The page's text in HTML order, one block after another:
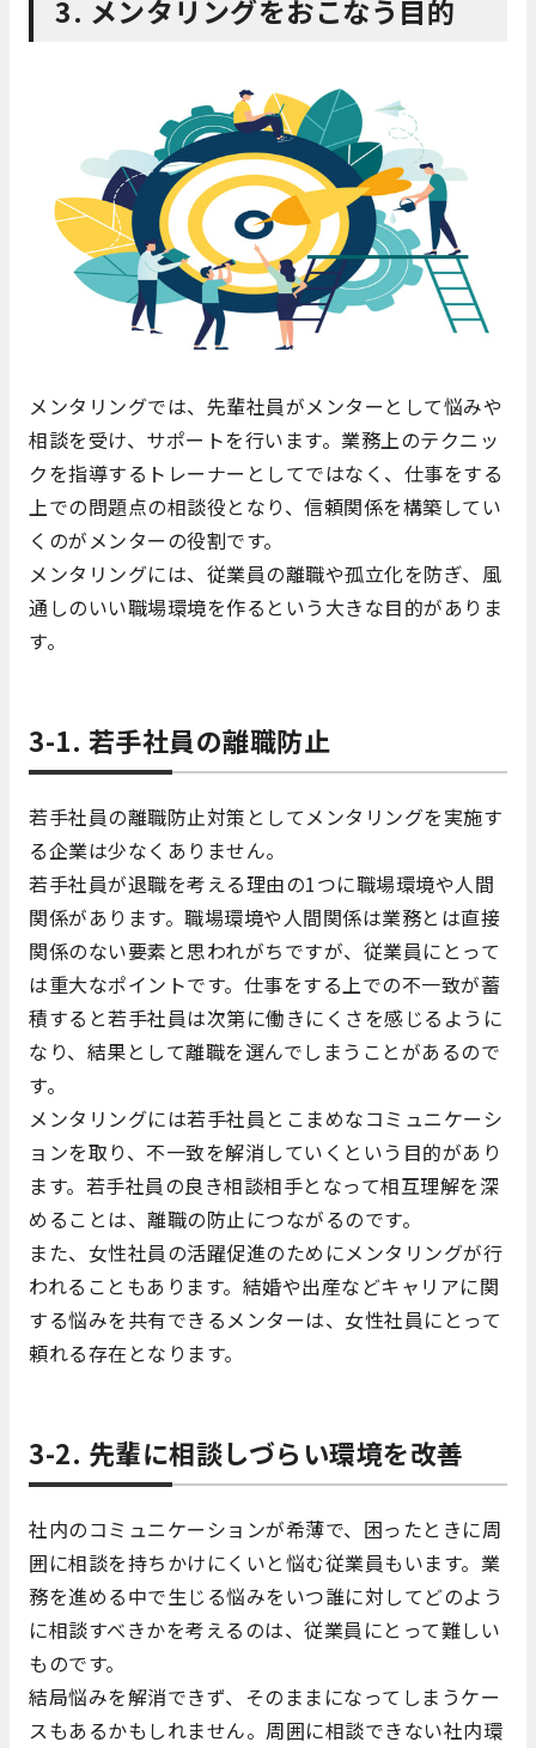
3. メンタリングをおこなう目的
メンタリングでは、先輩社員がメンターとして悩みや
相談を受け、サポートを行います。業務上のテクニッ
クを指導するトレーナーとしてではなく、仕事をする
上での問題点の相談役となり、信頼関係を構築してい
くのがメンターの役割です。
メンタリングには、従業員の離職や孤立化を防ぎ、風
通しのいい職場環境を作るという大きな目的がありま
す。
3-1. 若手社員の離職防止
若手社員の離職防止対策としてメンタリングを実施す
る企業は少なくありません。
若手社員が退職を考える理由の1つに職場環境や人間
関係があります。職場環境や人間関係は業務とは直接
関係のない要素と思われがちですが、従業員にとって
は重大なポイントです。仕事をする上での不一致が蓄
積すると若手社員は次第に働きにくさを感じるように
なり、結果として離職を選んでしまうことがあるので
す。
メンタリングには若手社員とこまめなコミュニケーシ
ョンを取り、不一致を解消していくという目的があり
ます。若手社員の良き相談相手となって相互理解を深
めることは、離職の防止につながるのです。
また、女性社員の活躍促進のためにメンタリングが行
われることもあります。結婚や出産などキャリアに関
する悩みを共有できるメンターは、女性社員にとって
頼れる存在となります。
3-2. 先輩に相談しづらい環境を改善
社内のコミュニケーションが希薄で、困ったときに周
囲に相談を持ちかけにくいと悩む従業員もいます。業
務を進める中で生じる悩みをいつ誰に対してどのよう
に相談すべきかを考えるのは、従業員にとって難しい
ものです。
結局悩みを解消できず、そのままになってしまうケー
スもあるかもしれません。周囲に相談できない社内環